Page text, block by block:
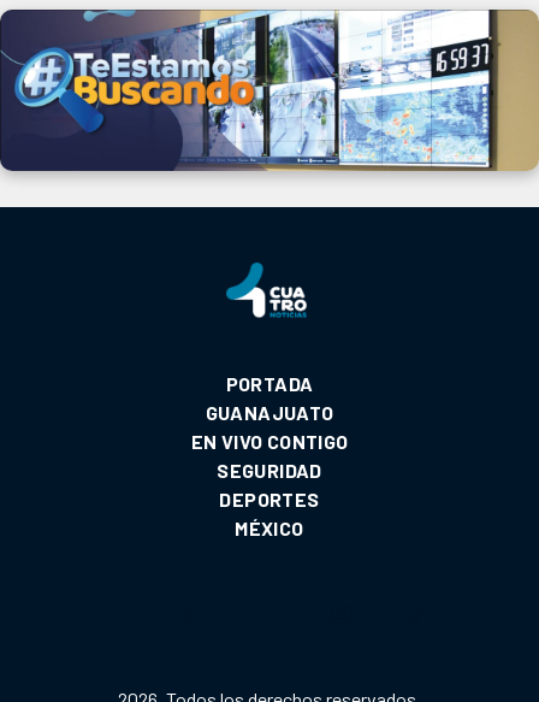
PORTADA
GUANAJUATO
EN VIVO CONTIGO
SEGURIDAD
DEPORTES
MÉXICO